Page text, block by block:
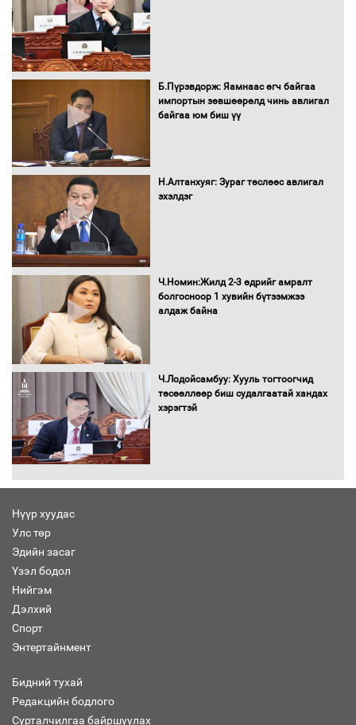
орчныг бүрдүүллээ
баримт
Б.Пүрэвдорж: Яамнаас өгч байгаа
импортын зөвшөөрөлд чинь авлигал
байгаа юм биш үү
Н.Алтанхуяг: Зураг төслөөс авлигал
эхэлдэг
Ч.Номин:Жилд 2-3 өдрийг амралт
болгосноор 1 хувийн бүтээмжээ
алдаж байна
Ч.Лодойсамбуу: Хууль тогтоогчид
төсөөллөөр биш судалгаатай хандах
хэрэгтэй
Нүүр хуудас
Улс төр
Эдийн засаг
Үзэл бодол
Нийгэм
Дэлхий
Спорт
Энтертайнмент
Бидний тухай
Редакцийн бодлого
Сурталчилгаа байршуулах